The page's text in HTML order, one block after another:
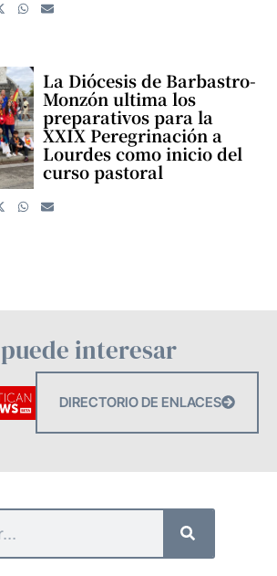
La Diócesis de Barbastro-
Monzón ultima los
preparativos para la
XXIX Peregrinación a
Lourdes como inicio del
curso pastoral
interesar
DIRECTORIO DE ENLACES